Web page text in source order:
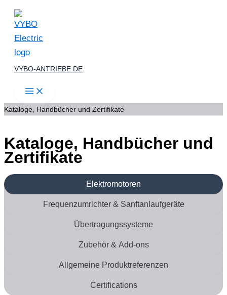
Zum
Inhalt
springen
VYBO-ANTRIEBE.DE
Kataloge, Handbücher und Zertifikate
Kataloge, Handbücher und
Zertifikate
Elektromotoren
Frequenzumrichter & Sanftanlaufgeräte
Übertragungssysteme
Zubehör & Add-ons
Allgemeine Produktreferenzen
Certifications